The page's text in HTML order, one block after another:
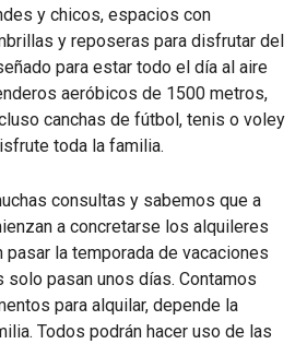
y chicos, espacios con
y reposeras para disfrutar del
para estar todo el día al aire
aeróbicos de 1500 metros,
canchas de fútbol, tenis o voley
toda la familia.
consultas y sabemos que a
a concretarse los alquileres
la temporada de vacaciones
solo pasan unos días. Contamos
para alquilar, depende la
Todos podrán hacer uso de las